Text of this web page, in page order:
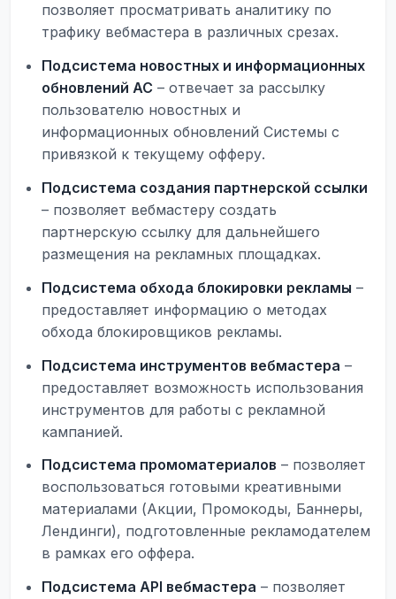
позволяет просматривать аналитику по
трафику вебмастера в различных срезах.
Подсистема новостных и информационных
обновлений АС – отвечает за рассылку
пользователю новостных и
информационных обновлений Системы с
привязкой к текущему офферу.
Подсистема создания партнерской ссылки
– позволяет вебмастеру создать
партнерскую ссылку для дальнейшего
размещения на рекламных площадках.
Подсистема обхода блокировки рекламы –
предоставляет информацию о методах
обхода блокировщиков рекламы.
Подсистема инструментов вебмастера –
предоставляет возможность использования
инструментов для работы с рекламной
кампанией.
Подсистема промоматериалов – позволяет
воспользоваться готовыми креативными
материалами (Акции, Промокоды, Баннеры,
Лендинги), подготовленные рекламодателем
в рамках его оффера.
Подсистема API вебмастера – позволяет